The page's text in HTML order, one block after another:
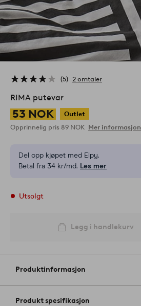
5 2 omtaler
RIMA putevar
53 NOK
Outlet
Opprinnelig pris 89 NOK Mer informasjon
Del opp kjøpet med Elpy.
Betal fra 34 kr/md. Les mer
Utsolgt
Legg i handlekurv
Produktinformasjon
Produkt spesifikasjon